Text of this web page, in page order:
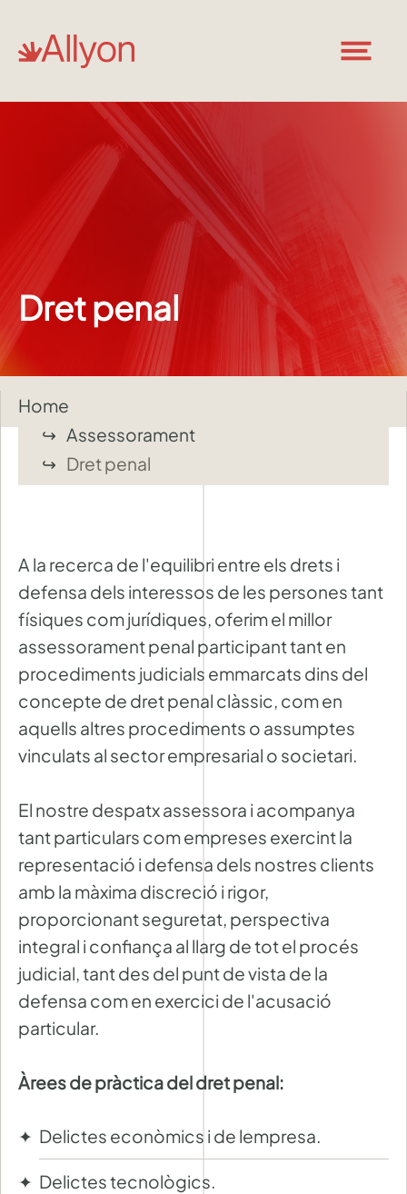
Dret penal
Home
Assessorament
Dret penal
A la recerca de l'equilibri entre els drets i
defensa dels interessos de les persones tant
físiques com jurídiques, oferim el millor
assessorament penal participant tant en
procediments judicials emmarcats dins del
concepte de dret penal clàssic, com en
aquells altres procediments o assumptes
vinculats al sector empresarial o societari.
El nostre despatx assessora i acompanya
tant particulars com empreses exercint la
representació i defensa dels nostres clients
amb la màxima discreció i rigor,
proporcionant seguretat, perspectiva
integral i confiança al llarg de tot el procés
judicial, tant des del punt de vista de la
defensa com en exercici de l'acusació
particular.
Àrees de pràctica del dret penal:
Delictes econòmics i de lempresa.
Delictes tecnològics.